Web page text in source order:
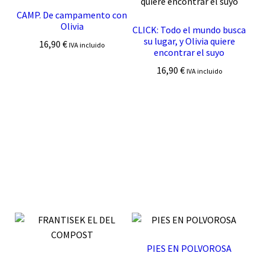
CAMP. De campamento con
Olivia
16,90€ IVA incluido
CLICK: Todo el mundo busca
su lugar, y Olivia quiere
encontrar el suyo
16,90 € IVA incluido
PIES EN POLVOROSA